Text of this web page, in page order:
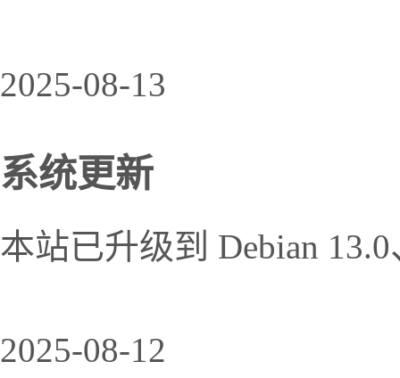
2025-08-13
系统更新
本站已升级到 Debian
2025-08-12